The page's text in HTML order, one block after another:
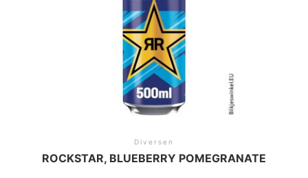
Diversen
ROCKSTAR, BLUEBERRY POMEGRANATE